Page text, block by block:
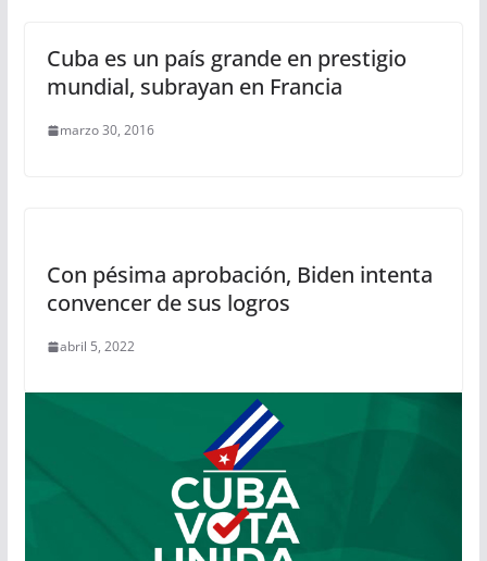
Cuba es un país grande en prestigio
mundial, subrayan en Francia
marzo 30, 2016
Con pésima aprobación, Biden intenta
convencer de sus logros
abril 5, 2022